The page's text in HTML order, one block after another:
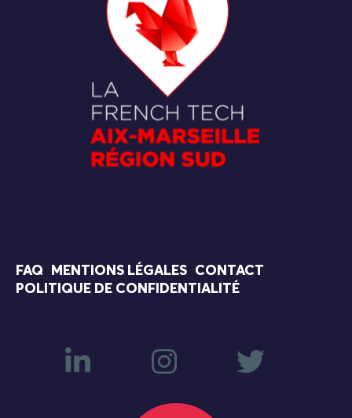
FAQ MENTIONS LÉGALES
CONTACT
POLITIQUE DE CONFIDENTIALITÉ